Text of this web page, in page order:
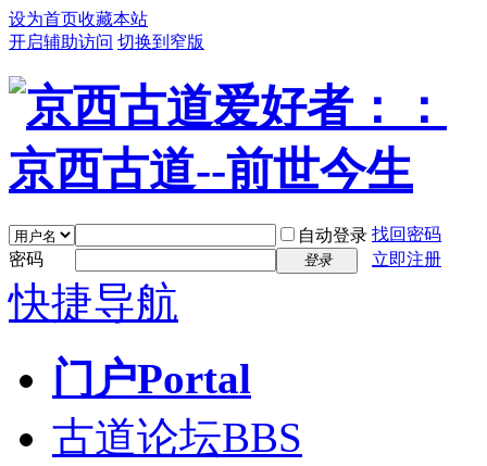
设为首页收藏本站
开启辅助访问 切换到窄版
自动登录 找回密码
密码
登录 立即注册
快捷导航
门户Portal
古道论坛BBS